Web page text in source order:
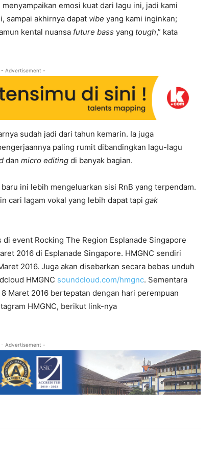
emosi kuat dari lagu ini, jadi kami
sampai akhirnya dapat vibe yang kami inginkan;
kental nuansa future bass yang tough,” kata
- Advertisement -
sudah jadi dari tahun kemarin. Ia juga
paling rumit dibandingkan lagu-lagu
dan micro editing di banyak bagian.
ini lebih mengeluarkan sisi RnB yang terpendam.
cari lagam vokal yang lebih dapat tapi gak
event Rocking The Region Esplanade Singapore
2016 di Esplanade Singapore. HMGNC sendiri
2016. Juga akan disebarkan secara bebas unduh
HMGNC soundcloud.com/hmgnc. Sementara
Maret 2016 bertepatan dengan hari perempuan
HMGNC, berikut link-nya
- Advertisement -